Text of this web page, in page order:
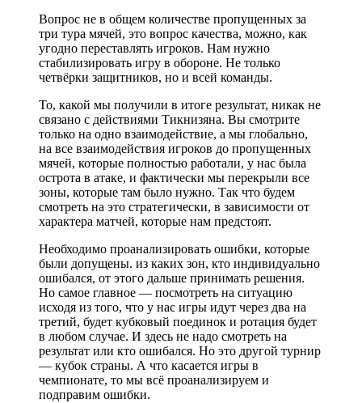
Вопрос не в общем количестве пропущенных за
три тура мячей, это вопрос качества, можно, как
угодно переставлять игроков. Нам нужно
стабилизировать игру в обороне. Не только
четвёрки защитников, но и всей команды.
То, какой мы получили в итоге результат, никак не
связано с действиями Тикнизяна. Вы смотрите
только на одно взаимодействие, а мы глобально,
на все взаимодействия игроков до пропущенных
мячей, которые полностью работали, у нас была
острота в атаке, и фактически мы перекрыли все
зоны, которые там было нужно. Так что будем
смотреть на это стратегически, в зависимости от
характера матчей, которые нам предстоят.
Необходимо проанализировать ошибки, которые
были допущены. из каких зон, кто индивидуально
ошибался, от этого дальше принимать решения.
Но самое главное — посмотреть на ситуацию
исходя из того, что у нас игры идут через два на
третий, будет кубковый поединок и ротация будет
в любом случае. И здесь не надо смотреть на
результат или кто ошибался. Но это другой турнир
— кубок страны. А что касается игры в
чемпионате, то мы всё проанализируем и
подправим ошибки.